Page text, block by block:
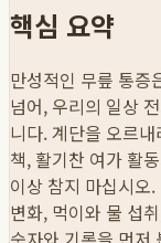
핵심 요약
만성적인 무릎 통증
넘어, 우리의 일상
니다. 계단을 오르
책, 활기찬 여가 활
이상 참지 마십시오
변화, 먹이와 물 섭